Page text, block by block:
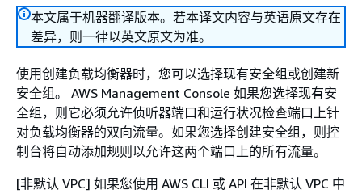
本文属于机器翻译版本。若本译文内容与英语原文存在
差异，则一律以英文原文为准。
使用创建负载均衡器时，您可以选择现有安全组或创建新
安全组。 AWS Management Console 如果您选择现有安
全组，则它必须允许侦听器端口和运行状况检查端口上针
对负载均衡器的双向流量。如果您选择创建安全组，则控
制台将自动添加规则以允许这两个端口上的所有流量。
[非默认 VPC] 如果您使用 AWS CLI 或 API 在非默认 VPC 中